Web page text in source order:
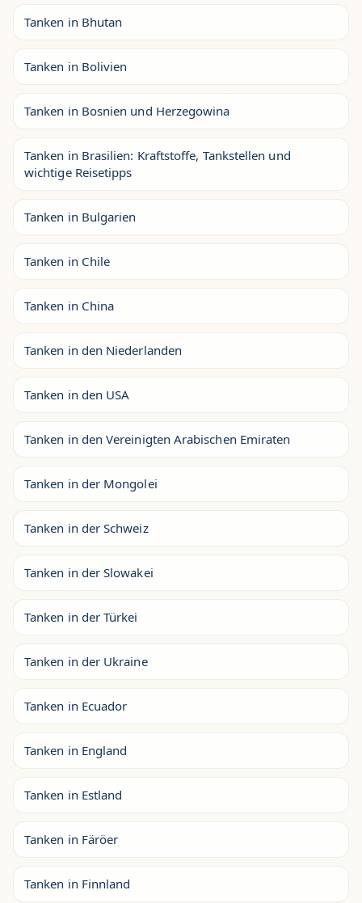
Tanken in Bhutan
Tanken in Bolivien
Tanken in Bosnien und Herzegowina
Tanken in Brasilien: Kraftstoffe, Tankstellen und
wichtige Reisetipps
Tanken in Bulgarien
Tanken in Chile
Tanken in China
Tanken in den Niederlanden
Tanken in den USA
Tanken in den Vereinigten Arabischen Emiraten
Tanken in der Mongolei
Tanken in der Schweiz
Tanken in der Slowakei
Tanken in der Türkei
Tanken in der Ukraine
Tanken in Ecuador
Tanken in England
Tanken in Estland
Tanken in Färöer
Tanken in Finnland